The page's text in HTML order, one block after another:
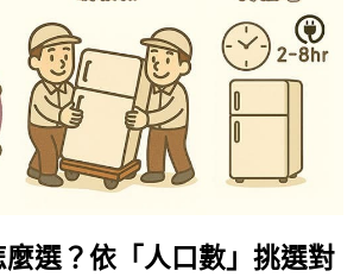
選？依「人口數」挑選對